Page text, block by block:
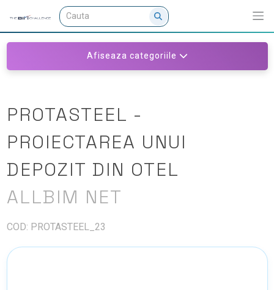
Afiseaza categoriile
PROTASTEEL -
PROIECTAREA UNUI
DEPOZIT DIN OTEL
ALLBIM NET
COD: PROTASTEEL_23